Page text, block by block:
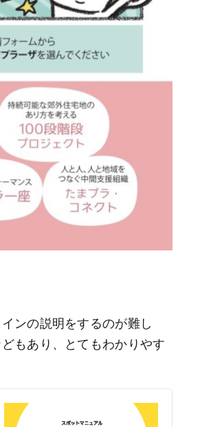
ンの説明をするのが難し
もあり、とてもわかりやす